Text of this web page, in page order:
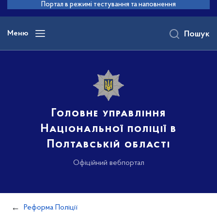
основного
вмісту
Портал в режимі тестування та наповнення
Меню
Головне управління
Національної поліції в
Полтавській області
Офіційний вебпортал
Пошук
Реформа Поліції